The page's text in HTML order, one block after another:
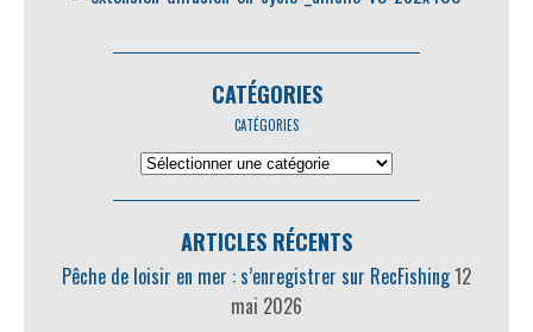
CATÉGORIES
CATÉGORIES
ARTICLES RÉCENTS
Pêche de loisir en mer : s’enregistrer sur RecFishing12
mai 2026